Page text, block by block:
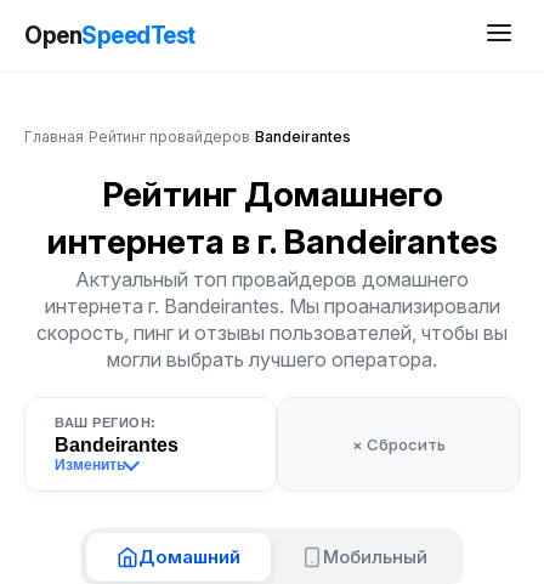
OpenSpeedTest
Главная Рейтинг провайдеров Bandeirantes
Рейтинг Домашнего
интернета в г. Bandeirantes
Актуальный топ провайдеров домашнего
интернета г. Bandeirantes. Мы проанализировали
скорость, пинг и отзывы пользователей, чтобы вы
могли выбрать лучшего оператора.
ВАШ РЕГИОН:
Bandeirantes
Изменить
× Сбросить
Домашний Мобильный